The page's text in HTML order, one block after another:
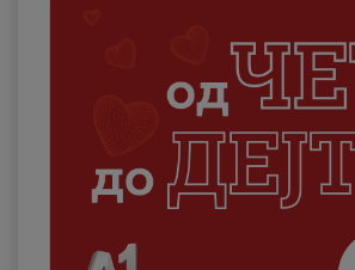
Деловни
Поддршка